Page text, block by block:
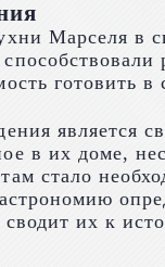
Марселя в
готовить
является
в их доме,
стало
их к